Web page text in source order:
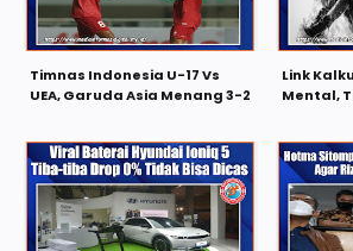
Timnas Indonesia U-17 Vs
UEA, Garuda Asia Menang 3-2
Link
Mental,